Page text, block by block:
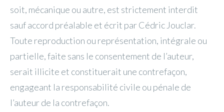
soit, mécanique ou autre, est strictement interdit
sauf accord préalable et écrit par Cédric Jouclar.
Toute reproduction ou représentation, intégrale ou
partielle, faite sans le consentement de l’auteur,
serait illicite et constituerait une contrefaçon,
engageant la responsabilité civile ou pénale de
l’auteur de la contrefaçon.